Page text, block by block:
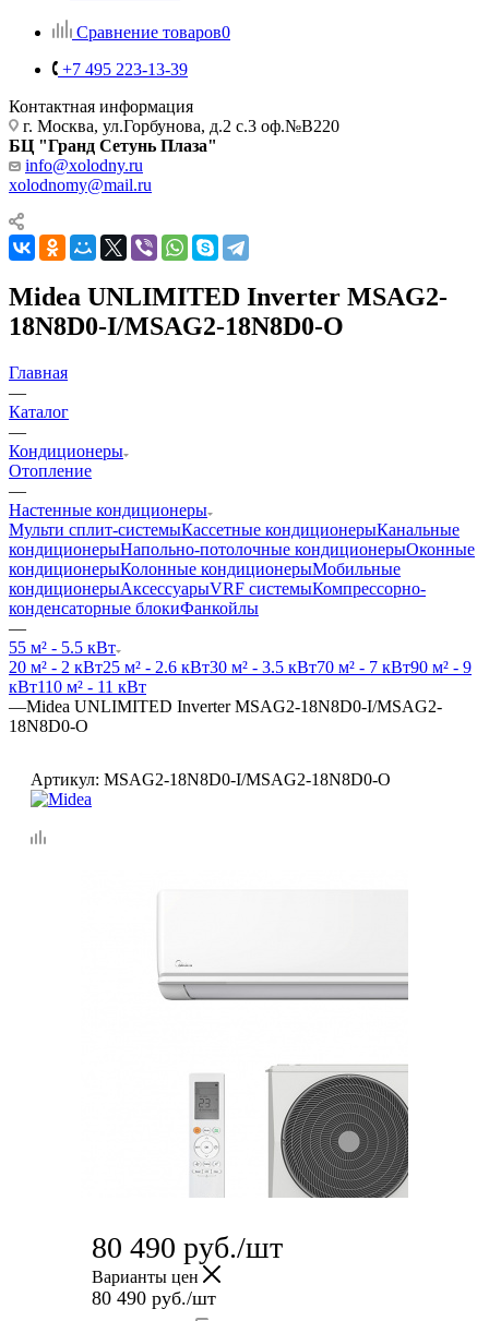
Сравнение товаров0
+7 495 223-13-39
Контактная информация
г. Москва, ул.Горбунова, д.2 с.3 оф.№В220
БЦ "Гранд Сетунь Плаза"
info@xolodny.ru
xolodnomy@mail.ru
Midea UNLIMITED Inverter MSAG2-
18N8D0-I/MSAG2-18N8D0-O
Главная
—
Каталог
—
Кондиционеры
Отопление
—
Настенные кондиционеры
Мульти сплит-системыКассетные кондиционерыКанальные
кондиционерыНапольно-потолочные кондиционерыОконные
кондиционерыКолонные кондиционерыМобильные
кондиционерыАксессуарыVRF системыКомпрессорно-
конденсаторные блокиФанкойлы
—
55 м² - 5.5 кВт
20 м² - 2 кВт25 м² - 2.6 кВт30 м² - 3.5 кВт70 м² - 7 кВт90 м² - 9
кВт110 м² - 11 кВт
—Midea UNLIMITED Inverter MSAG2-18N8D0-I/MSAG2-
18N8D0-O
Артикул: MSAG2-18N8D0-I/MSAG2-18N8D0-O
80 490 руб./шт
Варианты цен
80 490 руб./шт